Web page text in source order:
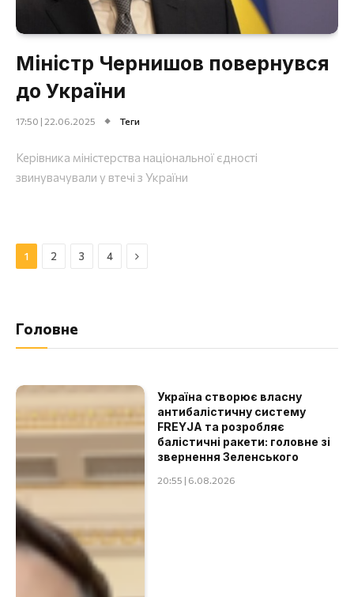
Міністр Чернишов повернувся
до України
17:50 | 22.06.2025 Теги
Керівника міністерства національної єдності
звинувачували у втечі з України
1 2 3 4 Далі
Головне
Україна створює власну
антибалістичну систему
FREYJA та розробляє
балістичні ракети: головне зі
звернення Зеленського
20:55 | 6.08.2026